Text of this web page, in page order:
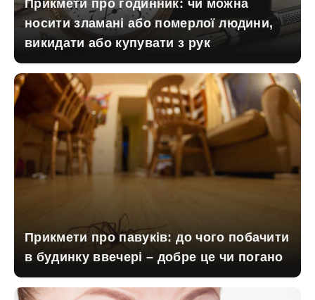
Прикмети про годинник: чи можна
носити зламані або померлої людини,
викидати або купувати з рук
Прикмети про павуків: до чого побачити
в будинку ввечері – добре це чи погано